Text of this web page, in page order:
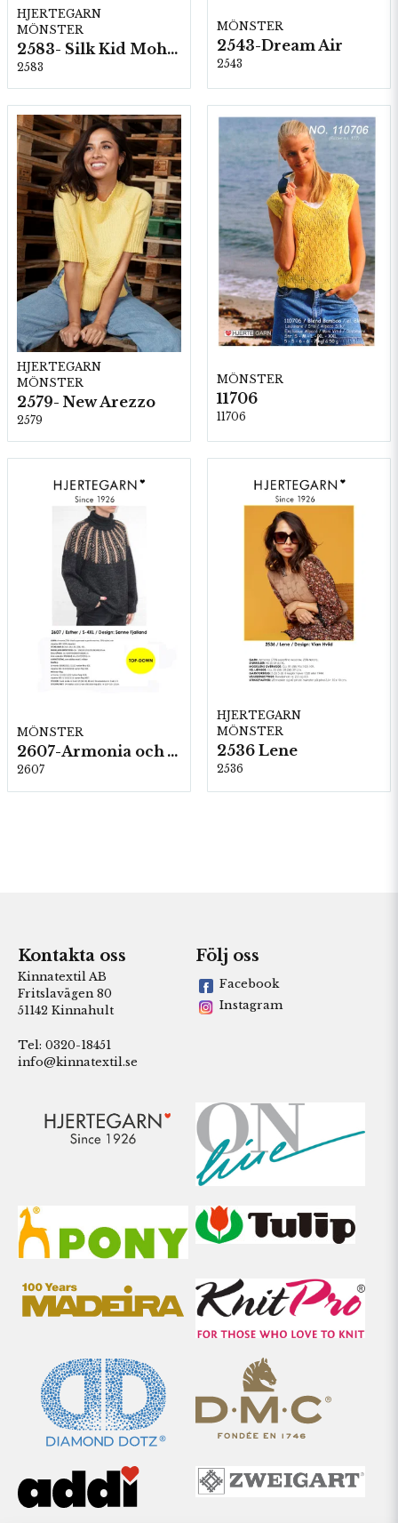
HJERTEGARN
MÖNSTER
2583- Silk Kid Mohair
2583
MÖNSTER
2543-Dream Air
2543
HJERTEGARN
MÖNSTER
2579- New Arezzo
2579
MÖNSTER
11706
11706
MÖNSTER
2607-Armonia och Alpaca 400
2607
HJERTEGARN
MÖNSTER
2536 Lene
2536
Kontakta oss
Kinnatextil AB
Fritslavägen 80
51142 Kinnahult
Tel: 0320-18451
info@kinnatextil.se
Följ oss
Facebook
Instagram